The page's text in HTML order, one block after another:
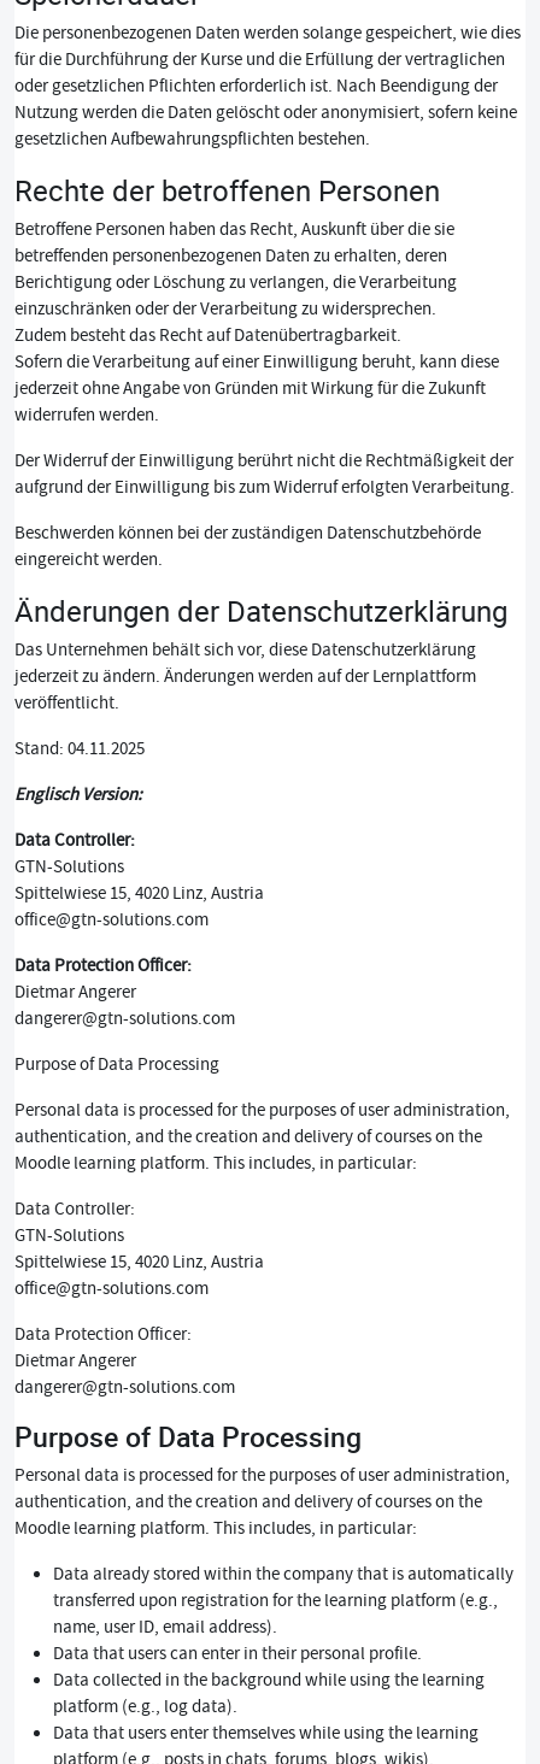
Die personenbezogenen Daten werden solange gespeichert, wie dies
für die Durchführung der Kurse und die Erfüllung der vertraglichen
oder gesetzlichen Pflichten erforderlich ist. Nach Beendigung der
Nutzung werden die Daten gelöscht oder anonymisiert, sofern keine
gesetzlichen Aufbewahrungspflichten bestehen.
Rechte der betroffenen Personen
Betroffene Personen haben das Recht, Auskunft über die sie
betreffenden personenbezogenen Daten zu erhalten, deren
Berichtigung oder Löschung zu verlangen, die Verarbeitung
einzuschränken oder der Verarbeitung zu widersprechen.
Zudem besteht das Recht auf Datenübertragbarkeit.
Sofern die Verarbeitung auf einer Einwilligung beruht, kann diese
jederzeit ohne Angabe von Gründen mit Wirkung für die Zukunft
widerrufen werden.
Der Widerruf der Einwilligung berührt nicht die Rechtmäßigkeit der
aufgrund der Einwilligung bis zum Widerruf erfolgten Verarbeitung.
Beschwerden können bei der zuständigen Datenschutzbehörde
eingereicht werden.
Änderungen der Datenschutzerklärung
Das Unternehmen behält sich vor, diese Datenschutzerklärung
jederzeit zu ändern. Änderungen werden auf der Lernplattform
veröffentlicht.
Stand: 04.11.2025
Englisch Version:
Data Controller:
GTN-Solutions
Spittelwiese 15, 4020 Linz, Austria
office@gtn-solutions.com
Data Protection Officer:
Dietmar Angerer
dangerer@gtn-solutions.com
Purpose of Data Processing
Personal data is processed for the purposes of user administration,
authentication, and the creation and delivery of courses on the
Moodle learning platform. This includes, in particular:
Data Controller:
GTN-Solutions
Spittelwiese 15, 4020 Linz, Austria
office@gtn-solutions.com
Data Protection Officer:
Dietmar Angerer
dangerer@gtn-solutions.com
Purpose of Data Processing
Personal data is processed for the purposes of user administration,
authentication, and the creation and delivery of courses on the
Moodle learning platform. This includes, in particular:
Data already stored within the company that is automatically
transferred upon registration for the learning platform (e.g.,
name, user ID, email address).
Data that users can enter in their personal profile.
Data collected in the background while using the learning
platform (e.g., log data).
Data that users enter themselves while using the learning